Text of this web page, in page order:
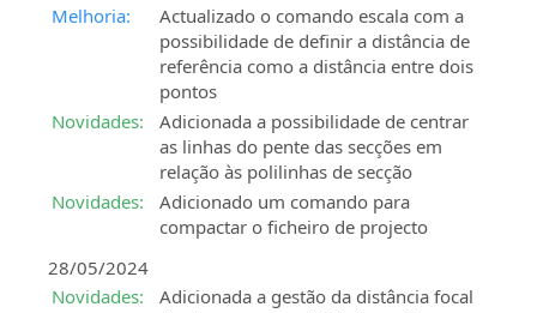
Melhoria:
Actualizado o comando escala com a
possibilidade de definir a distância de
referência como a distância entre dois
pontos
Novidades:
Adicionada a possibilidade de centrar
as linhas do pente das secções em
relação às polilinhas de secção
Novidades:
Adicionado um comando para
compactar o ficheiro de projecto
28/05/2024
Novidades:
Adicionada a gestão da distância focal